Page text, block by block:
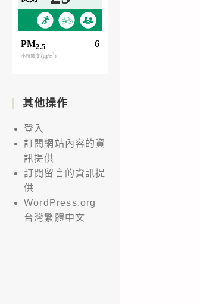
其他操作
登入
訂閱網站內容的資
訊提供
訂閱留言的資訊提
供
WordPress.org
台灣繁體中文